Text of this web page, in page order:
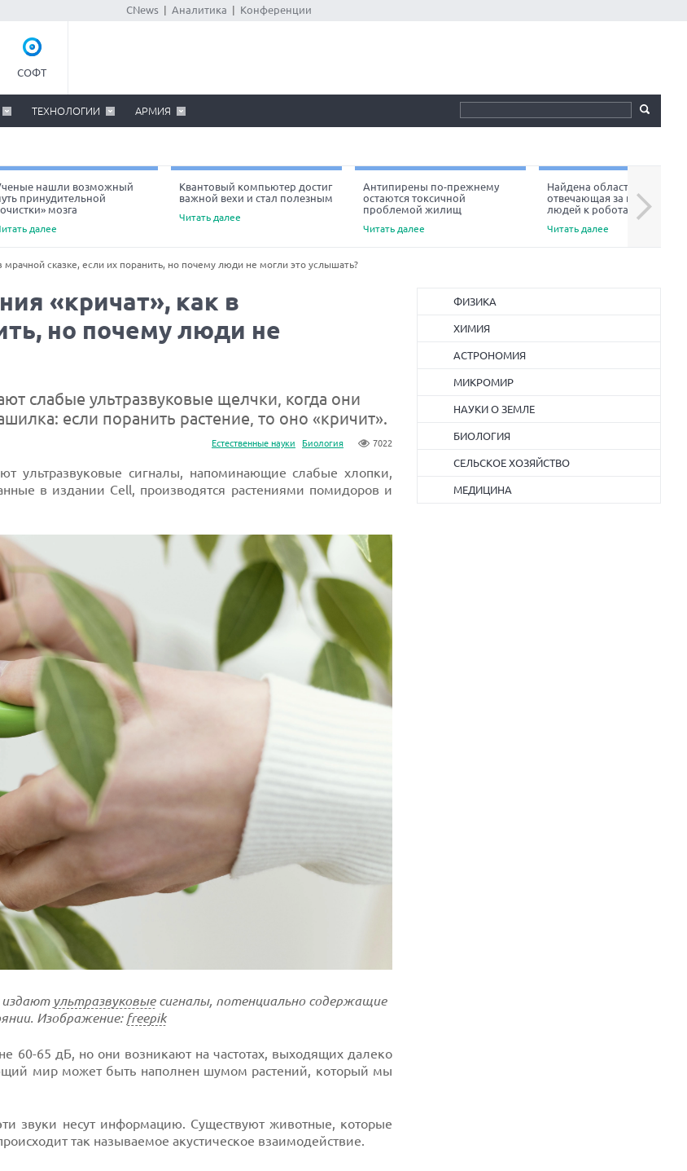
CNews Аналитика Конференции
СОФТ
ТЕХНОЛОГИИ АРМИЯ
нашли возможный
принудительной
мозга
далее
Квантовый компьютер достиг
важной вехи и стал полезным
Читать далее
Антипирены по-прежнему
остаются токсичной
проблемой жилищ
Читать далее
Найдена область мозга,
отвечающая за неприязнь
людей к роботам
Читать далее
Next
мрачной сказке, если их поранить, но почему люди не могли это услышать?
«кричат», как в
но почему люди не
слабые ультразвуковые щелчки, когда они
если поранить растение, то оно «кричит».
Естественные науки Биология 7022
ультразвуковые сигналы, напоминающие слабые хлопки,
в издании Cell, производятся растениями помидоров и
издают ультразвуковыесигналы, потенциально содержащие
Изображение: freepik
60-65 дБ, но они возникают на частотах, выходящих далеко
мир может быть наполнен шумом растений, который мы
звуки несут информацию. Существуют животные, которые
так называемое акустическое взаимодействие.
ФИЗИКА
ХИМИЯ
АСТРОНОМИЯ
МИКРОМИР
НАУКИ О ЗЕМЛЕ
БИОЛОГИЯ
СЕЛЬСКОЕ ХОЗЯЙСТВО
МЕДИЦИНА